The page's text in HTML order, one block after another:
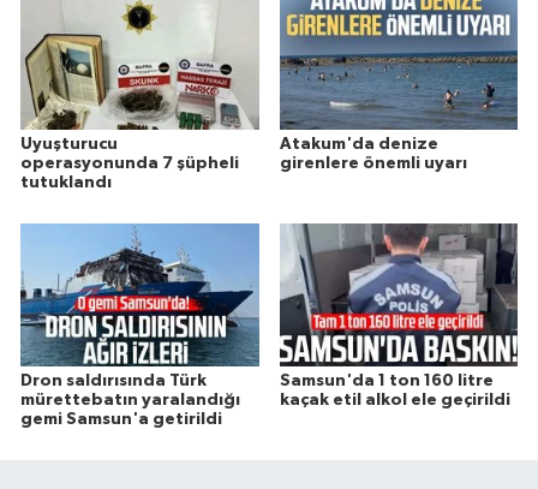
Uyuşturucu
operasyonunda 7 şüpheli
tutuklandı
Atakum'da denize
girenlere önemli uyarı
Dron saldırısında Türk
mürettebatın yaralandığı
gemi Samsun'a getirildi
Samsun'da 1 ton 160 litre
kaçak etil alkol ele geçirildi